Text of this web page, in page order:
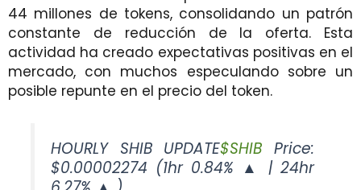
44 millones de tokens, consolidando un patrón
constante de reducción de la oferta. Esta
actividad ha creado expectativas positivas en el
mercado, con muchos especulando sobre un
posible repunte en el precio del token.
HOURLY SHIB UPDATE$SHIB Price:
$0.00002274 (1hr 0.84% ▲ | 24hr